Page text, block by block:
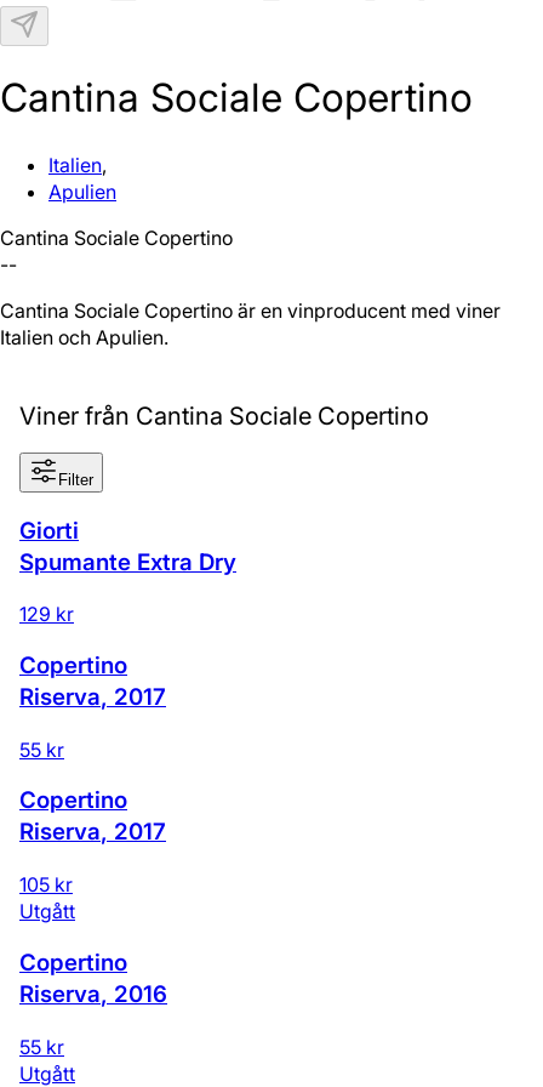
Cantina Sociale Copertino
Italien,
Apulien
Cantina Sociale Copertino
--
Cantina Sociale Copertino är en vinproducent med viner från
Italien och Apulien.
Viner från Cantina Sociale Copertino
Filter
Giorti
Spumante Extra Dry
129 kr
Copertino
Riserva, 2017
55 kr
Copertino
Riserva, 2017
105 kr
Utgått
Copertino
Riserva, 2016
55 kr
Utgått